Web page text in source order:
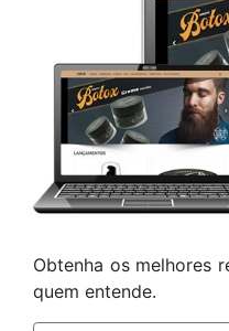
Obtenha os melhores
quem entende.